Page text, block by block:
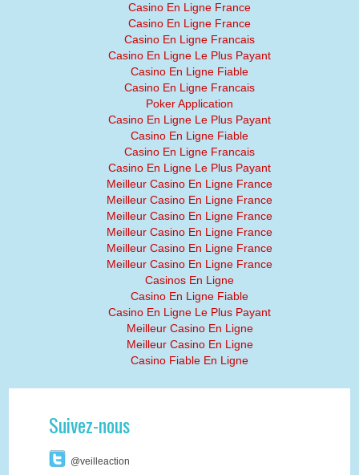
Casino En Ligne France
Casino En Ligne France
Casino En Ligne Francais
Casino En Ligne Le Plus Payant
Casino En Ligne Fiable
Casino En Ligne Francais
Poker Application
Casino En Ligne Le Plus Payant
Casino En Ligne Fiable
Casino En Ligne Francais
Casino En Ligne Le Plus Payant
Meilleur Casino En Ligne France
Meilleur Casino En Ligne France
Meilleur Casino En Ligne France
Meilleur Casino En Ligne France
Meilleur Casino En Ligne France
Meilleur Casino En Ligne France
Casinos En Ligne
Casino En Ligne Fiable
Casino En Ligne Le Plus Payant
Meilleur Casino En Ligne
Meilleur Casino En Ligne
Casino Fiable En Ligne
Suivez-nous
@veilleaction